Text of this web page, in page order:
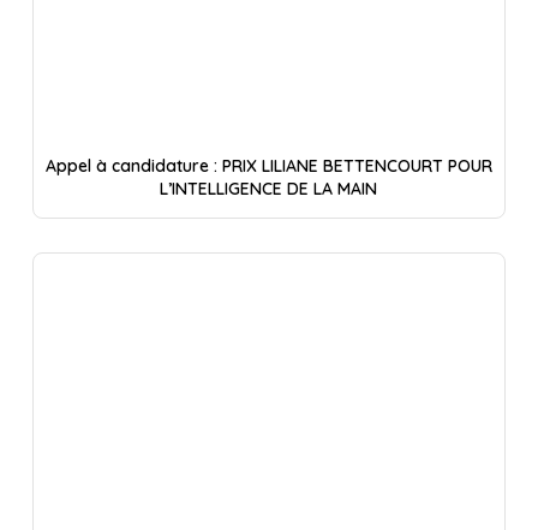
Appel à candidature : PRIX LILIANE BETTENCOURT POUR
L’INTELLIGENCE DE LA MAIN